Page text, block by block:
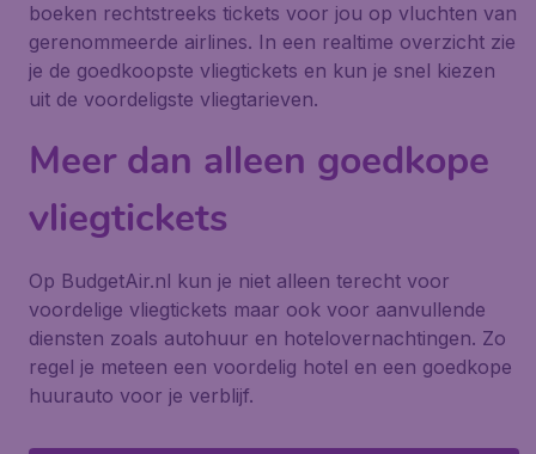
boeken rechtstreeks tickets voor jou op vluchten van
gerenommeerde airlines. In een realtime overzicht zie
je de goedkoopste vliegtickets en kun je snel kiezen
uit de voordeligste vliegtarieven.
Meer dan alleen goedkope
vliegtickets
Op BudgetAir.nl kun je niet alleen terecht voor
voordelige vliegtickets maar ook voor aanvullende
diensten zoals autohuur en hotelovernachtingen. Zo
regel je meteen een voordelig hotel en een goedkope
huurauto voor je verblijf.